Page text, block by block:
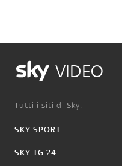
VIDEO
Tutti i siti di Sky:
SKY SPORT
SKY TG 24